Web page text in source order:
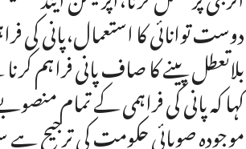
دوست توانائی کا استعمال،پانی کی
بلاتعطل پینے کا صاف پانی
کہا کہ پانی کی فراہمی کے تمام
موجودہ صوبائی حکومت کی ترجیح